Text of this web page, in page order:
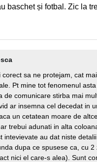
baschet și fotbal. Zic la
corect sa ne protejam, cat
Pt mine tot fenomenul
de comunicare stirba mai
ar insemna cel decedat in
un cetatean moare de
trebui adunati in alta
intevievate au dat niste
dupa ce spusese ca, cu
nici el care-s alea). Sunt